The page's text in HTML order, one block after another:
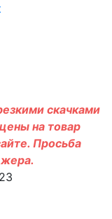
скачками
на товар
Просьба